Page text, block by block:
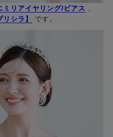
ミリアイヤリング/ピアス 、
シラ】
です。